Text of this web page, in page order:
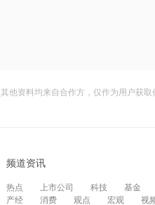
他资料均来自合作方，仅作为用户获
频道资讯
热点 上市公司 科技
基金
产经
消费 观点 宏观 视